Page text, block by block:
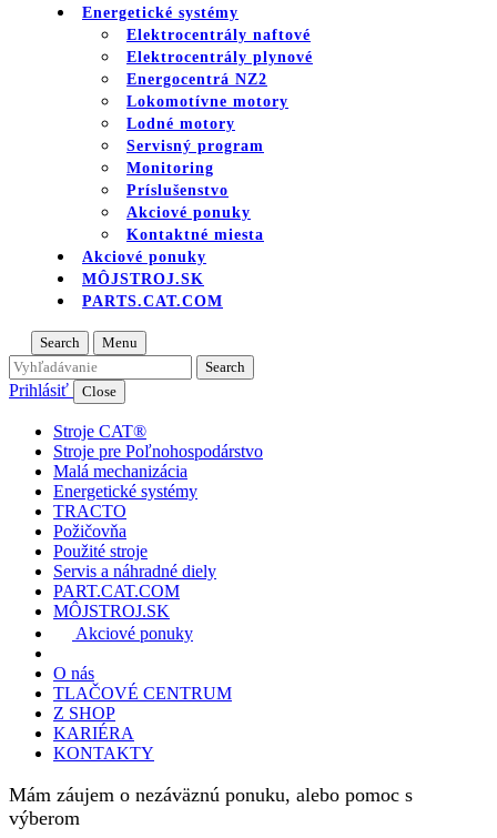
Energetické systémy
Elektrocentrály naftové
Elektrocentrály plynové
Energocentrá NZ2
Lokomotívne motory
Lodné motory
Servisný program
Monitoring
Príslušenstvo
Akciové ponuky
Kontaktné miesta
Akciové ponuky
MÔJSTROJ.SK
PARTS.CAT.COM
Search Menu
Prihlásiť Close
Stroje CAT®
Stroje pre Poľnohospodárstvo
Malá mechanizácia
Energetické systémy
TRACTO
Požičovňa
Použité stroje
Servis a náhradné diely
PART.CAT.COM
MÔJSTROJ.SK
Akciové ponuky
O nás
TLAČOVÉ CENTRUM
Z SHOP
KARIÉRA
KONTAKTY
Mám záujem o nezáväznú ponuku, alebo pomoc s
výberom